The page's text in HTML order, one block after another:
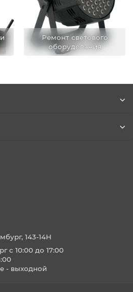
Ремонт светового
оборудования
143-14Н
с 10:00 до 17:00
- выходной